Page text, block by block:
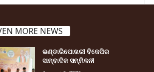
MORE NEWS
ଭଣ୍ଡାରିପୋଖରୀ ବିଜେପିର
ସାମ୍ବାଦିକ ସମ୍ମିଳନୀ